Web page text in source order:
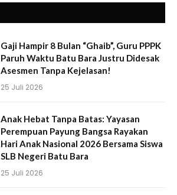
Gaji Hampir 8 Bulan “Ghaib”, Guru PPPK
Paruh Waktu Batu Bara Justru Didesak
Asesmen Tanpa Kejelasan!
25 Juli 2026
Anak Hebat Tanpa Batas: Yayasan
Perempuan Payung Bangsa Rayakan
Hari Anak Nasional 2026 Bersama Siswa
SLB Negeri Batu Bara
25 Juli 2026